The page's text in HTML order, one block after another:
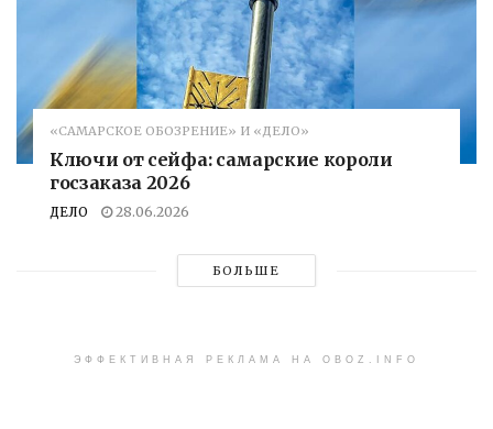
«САМАРСКОЕ ОБОЗРЕНИЕ» И «ДЕЛО»
Ключи от сейфа: самарские короли
госзаказа 2026
ДЕЛО 28.06.2026
БОЛЬШЕ
ЭФФЕКТИВНАЯ РЕКЛАМА НА OBOZ.INFO